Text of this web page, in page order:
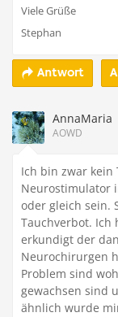
Viele Grüße
Stephan
Antwort
AnnaMaria
AOWD
Ich bin zwar
Neurostimulator
oder gleich sein.
Tauchverbot. Ich
erkundigt der
Neurochirurgen
Problem sind
gewachsen sind
ähnlich wurde